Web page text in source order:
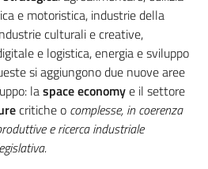
e motoristica, industrie della
culturali e creative,
e logistica, energia e sviluppo
si aggiungono due nuove aree
laspace economye il settore
critiche o complesse, in coerenza
e ricerca industriale